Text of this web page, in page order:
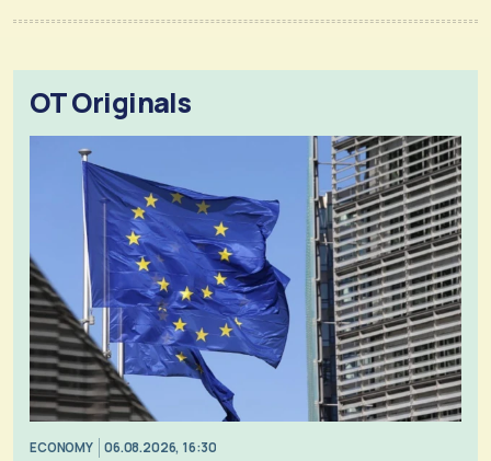
OT Originals
ECONOMY 06.08.2026, 16:30